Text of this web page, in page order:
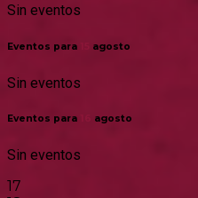
Sin eventos
Eventos para agosto
Sin eventos
Eventos para agosto
Sin eventos
17